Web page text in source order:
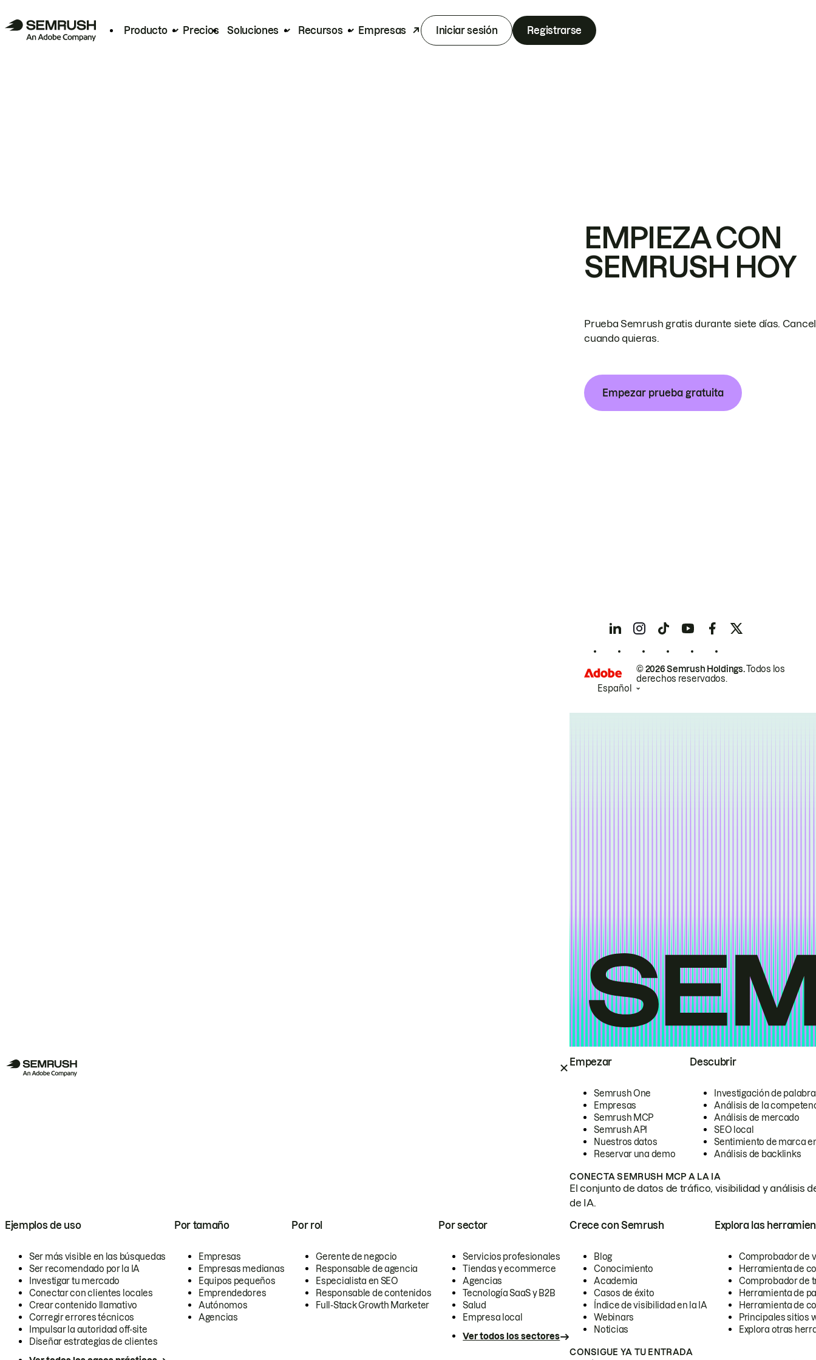
Producto Precios Soluciones Recursos Empresas Iniciar sesión Registrarse
Empezar
Semrush One
Empresas
Semrush MCP
Semrush API
Nuestros datos
Reservar una demo
Descubrir
Investigación de
Análisis de la
Análisis de mercado
SEO local
Sentimiento de marca
Análisis de backlinks
CONECTA SEMRUSH MCP A LA IA
El conjunto de datos de tráfico, visibilidad y análisis
de IA.
Ejemplos de uso
Ser más visible en las búsquedas
Ser recomendado por la IA
Investigar tu mercado
Conectar con clientes locales
Crear contenido llamativo
Corregir errores técnicos
Impulsar la autoridad off-site
Diseñar estrategias de clientes
Por tamaño
Empresas
Empresas medianas
Equipos pequeños
Emprendedores
Autónomos
Agencias
Por rol
Gerente de negocio
Responsable de agencia
Especialista en SEO
Responsable de contenidos
Full-Stack Growth Marketer
Por sector
Servicios profesionales
Tiendas y ecommerce
Agencias
Tecnología SaaS y B2B
Salud
Empresa local
Ver todos los sectores
Crece con Semrush
Blog
Conocimiento
Academia
Casos de éxito
Índice de visibilidad en la IA
Webinars
Noticias
Explora las
Comprobador de
Herramienta de
Comprobador de
Herramienta de
Herramienta de
Principales sitios
Explora otras
CONSIGUE YA TU ENTRADA
EMPIEZA CON
SEMRUSH HOY
Prueba Semrush gratis durante siete días.
cuando quieras.
Empezar prueba gratuita
© 2026 Semrush Holdings.Todos los
derechos reservados.
Español